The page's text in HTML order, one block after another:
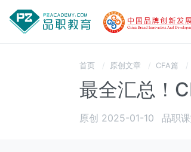
首页 原创文章 CFA篇
最全汇总！
原创 2025-01-10 品职